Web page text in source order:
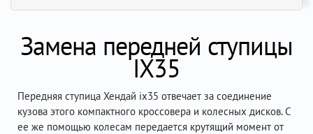
Замена передней ступицы
IX35
Передняя ступица Хендай ix35 отвечает за соединение
кузова этого компактного кроссовера и колесных дисков. С
ее же помощью колесам передается крутящий момент от